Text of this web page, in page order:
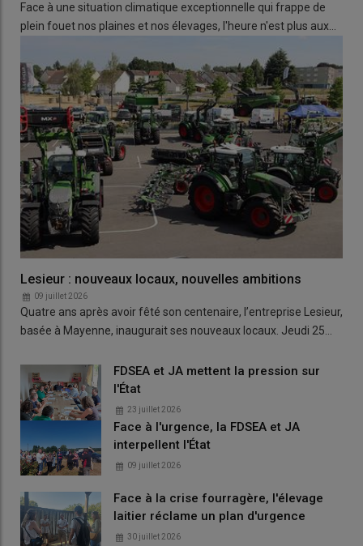
Face à une situation climatique exceptionnelle qui frappe de
plein fouet nos plaines et nos élevages, l'heure n'est plus aux…
Lesieur : nouveaux locaux, nouvelles ambitions
09 juillet 2026
Quatre ans après avoir fêté son centenaire, l’entreprise Lesieur,
basée à Mayenne, inaugurait ses nouveaux locaux. Jeudi 25…
FDSEA et JA mettent la pression sur
l'État
23 juillet 2026
Face à l'urgence, la FDSEA et JA
interpellent l'État
09 juillet 2026
Face à la crise fourragère, l'élevage
laitier réclame un plan d'urgence
30 juillet 2026